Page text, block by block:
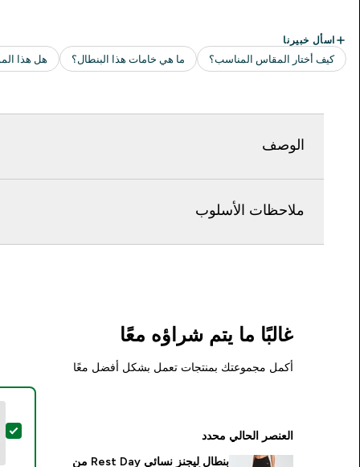
الوصف
ملاحظات الأسلوب
غالبًا ما يتم شراؤه معًا
أكمل مجموعتك بمنتجات تعمل بشكل أفضل معًا
العنصر الحالي محدد
بنطال ليجنز نسائي Rest Day من